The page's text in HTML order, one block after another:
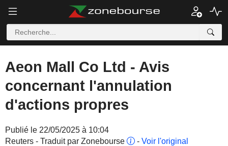
Aeon Mall Co Ltd - Avis
concernant l'annulation
d'actions propres
Publié le 22/05/2025 à 10:04
Reuters - Traduit par Zonebourse
- Voir l'original